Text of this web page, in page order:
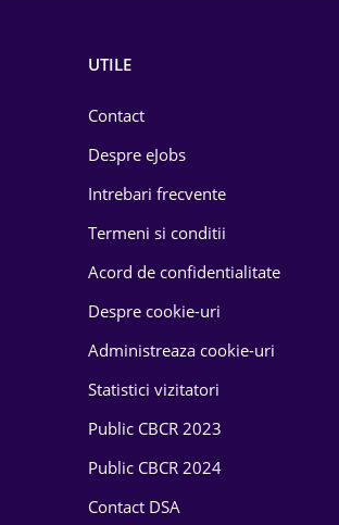
UTILE
Contact
Despre eJobs
Intrebari frecvente
Termeni si conditii
Acord de confidentialitate
Despre cookie-uri
Administreaza cookie-uri
Statistici vizitatori
Public CBCR 2023
Public CBCR 2024
Contact DSA